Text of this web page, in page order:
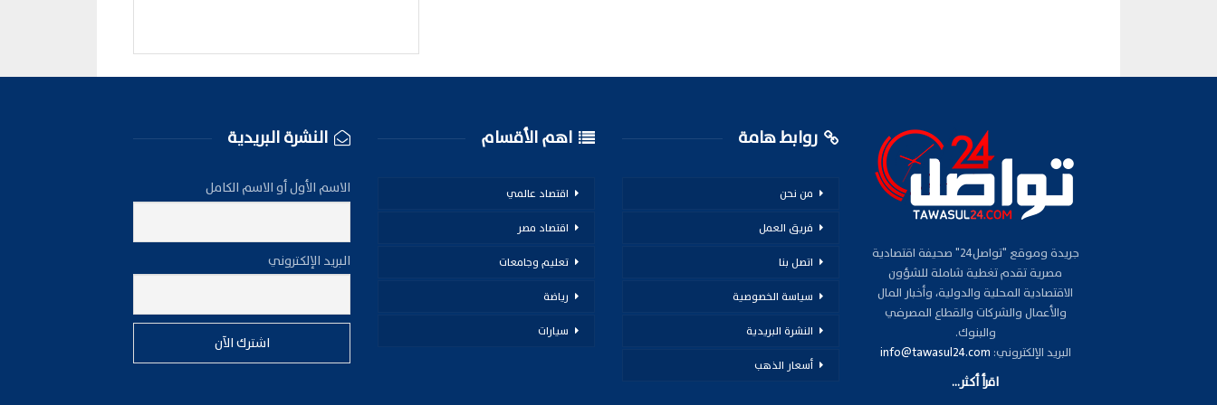
جريدة وموقع "تواصل24" صحيفة اقتصادية
مصرية تقدم تغطية شاملة للشؤون
الاقتصادية المحلية والدولية، وأخبار المال
والأعمال والشركات والقطاع المصرفي
والبنوك.
البريد الإلكتروني: info@tawasul24.com
اقرأ أكثر...
روابط هامة
من نحن
فريق العمل
اتصل بنا
سياسة الخصوصية
النشرة البريدية
أسعار الذهب
اهم الأقسام
اقتصاد عالمي
اقتصاد مصر
تعليم وجامعات
رياضة
سيارات
النشرة البريدية
الاسم الأول أو الاسم الكامل
البريد الإلكتروني